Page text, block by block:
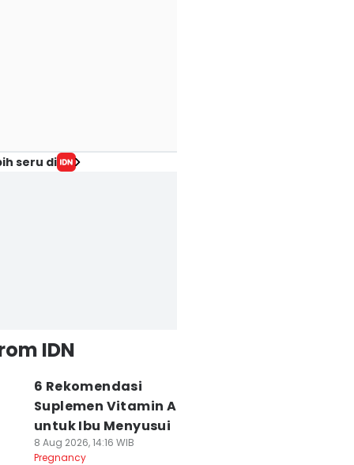
seru di
IDN
6 Rekomendasi
Suplemen Vitamin A
untuk Ibu Menyusui
8 Aug 2026, 14:16 WIB
Pregnancy